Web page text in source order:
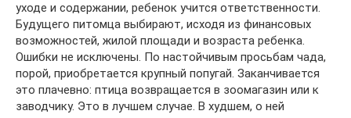
уходе и содержании, ребенок учится ответственности.
Будущего питомца выбирают, исходя из финансовых
возможностей, жилой площади и возраста ребенка.
Ошибки не исключены. По настойчивым просьбам чада,
порой, приобретается крупный попугай. Заканчивается
это плачевно: птица возвращается в зоомагазин или к
заводчику. Это в лучшем случае. В худшем, о ней